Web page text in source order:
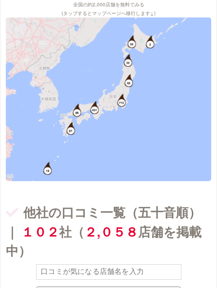
全国の約2,000店舗を無料でみる
(タップするとマップページへ移行します↓)
他社の口コミ一覧（五十音順）
｜
１０２社（ ２,０５８店舗を掲載
中）